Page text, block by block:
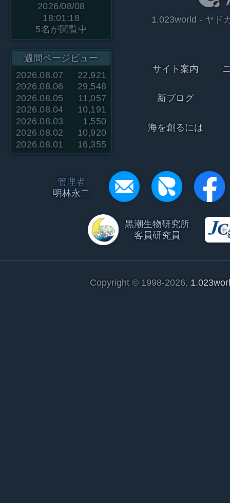
2026/08/08
18:01:18
5名が閲覧中
週間ページビュー
2026.08.07
22,921
2026.08.06
29,548
2026.08.05
11,057
2026.08.04
10,191
2026.08.03
1,550
2026.08.02
10,920
2026.08.01
16,355
1.023world - ヤド
サイト案内
新ブログ
海を創るには
管理者
明林永二
黒潮生物研究所
客員研究員
Copyright © 1998-2026,